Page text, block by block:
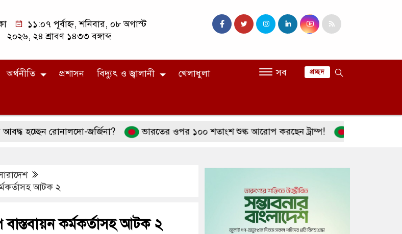
১১:০৭ পূর্বাহ্ন, শনিবার, ০৮ অগাস্ট
২০২৬, ২৪ শ্রাবণ ১৪৩৩ বঙ্গাব্দ
অর্থনীতি প্রশাসন বিদ্যুৎ ও জ্বালানী খেলাধুলা সব প্রচ্ছদ
রোনালদো-জর্জিনা? ভারতের ওপর ১০০ শতাংশ শুল্ক আরোপ করছেন ট্রাম্প! শাহজালাল
আটক ২
কর্মকর্তাসহ আটক ২